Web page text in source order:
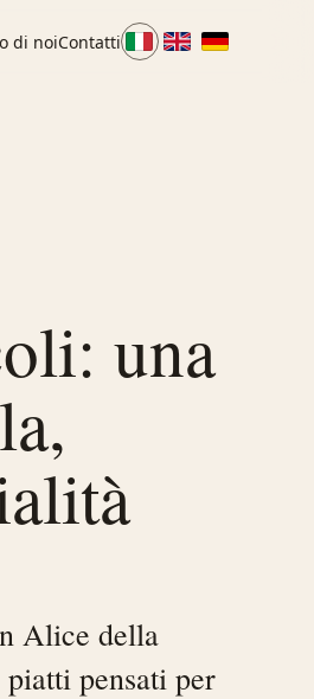
di noiContatti
una
Alice della
pensati per